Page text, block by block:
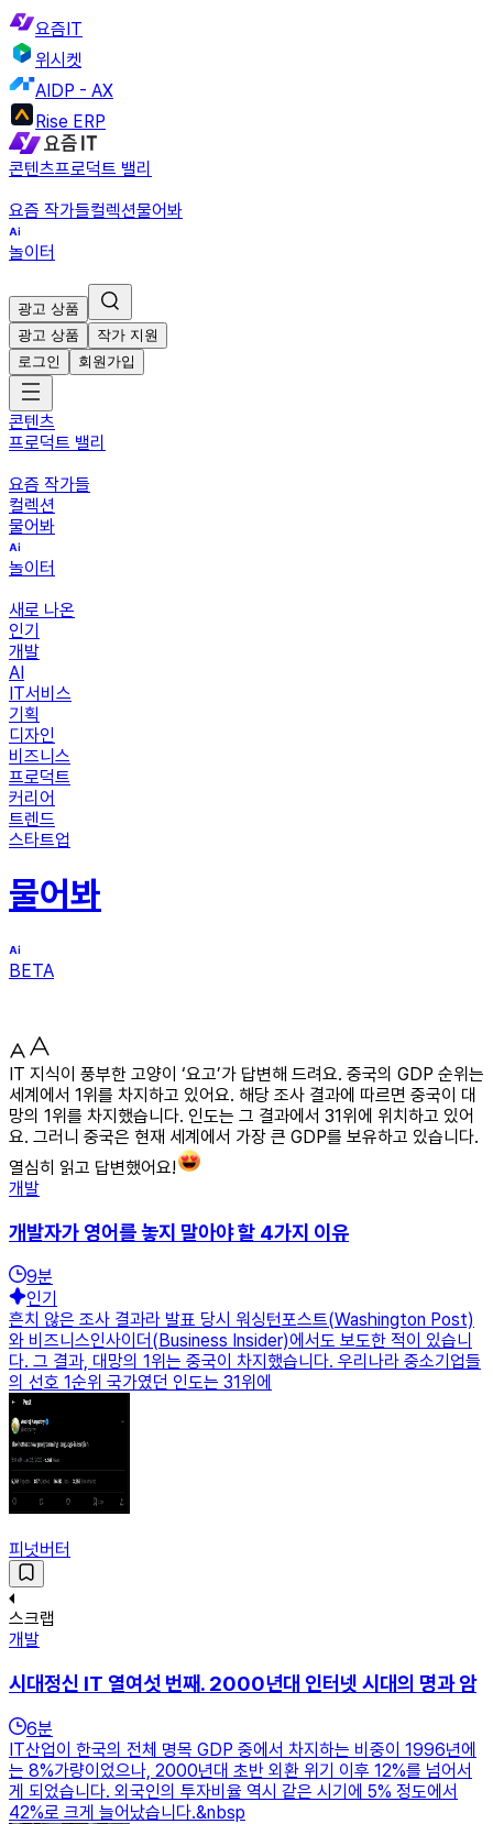
요즘IT
위시켓
AIDP - AX
Rise ERP
콘텐츠프로덕트 밸리
요즘 작가들컬렉션물어봐
놀이터
광고 상품
광고 상품
작가 지원
로그인
회원가입
콘텐츠
프로덕트 밸리
요즘 작가들
컬렉션
물어봐
놀이터
새로 나온
인기
개발
AI
IT서비스
기획
디자인
비즈니스
프로덕트
커리어
트렌드
스타트업
물어봐
BETA
IT 지식이 풍부한 고양이 ‘요고’가 답변해 드려요. 중국의 GDP 순위는
세계에서 1위를 차지하고 있어요. 해당 조사 결과에 따르면 중국이 대
망의 1위를 차지했습니다. 인도는 그 결과에서 31위에 위치하고 있어
요. 그러니 중국은 현재 세계에서 가장 큰 GDP를 보유하고 있습니다.
열심히 읽고 답변했어요!
개발
개발자가 영어를 놓지 말아야 할 4가지 이유
9분
인기
흔치 않은 조사 결과라 발표 당시 워싱턴포스트(Washington Post)
와 비즈니스인사이더(Business Insider)에서도 보도한 적이 있습니
다. 그 결과, 대망의 1위는 중국이 차지했습니다. 우리나라 중소기업들
의 선호 1순위 국가였던 인도는 31위에
피넛버터
스크랩
개발
시대정신 IT 열여섯 번째. 2000년대 인터넷 시대의 명과 암
6분
IT산업이 한국의 전체 명목 GDP 중에서 차지하는 비중이 1996년에
는 8%가량이었으나, 2000년대 초반 외환 위기 이후 12%를 넘어서
게 되었습니다. 외국인의 투자비율 역시 같은 시기에 5% 정도에서
42%로 크게 늘어났습니다.&nbsp